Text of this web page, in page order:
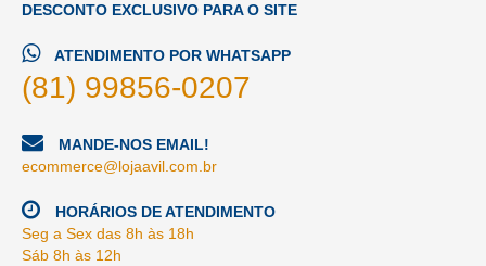
DESCONTO EXCLUSIVO PARA O SITE
ATENDIMENTO POR WHATSAPP
(81) 99856-0207
MANDE-NOS EMAIL!
ecommerce@lojaavil.com.br
HORÁRIOS DE ATENDIMENTO
Seg a Sex das 8h às 18h
Sáb 8h às 12h